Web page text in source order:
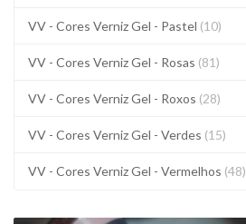
VV - Cores Verniz Gel - Pastel (10)
VV - Cores Verniz Gel - Rosas (81)
VV - Cores Verniz Gel - Roxos (28)
VV - Cores Verniz Gel - Verdes (15)
VV - Cores Verniz Gel - Vermelhos (48)